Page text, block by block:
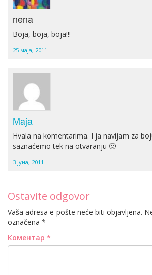
nena
Boja, boja, boja!!!
25 маја, 2011
Maja
Hvala na komentarima. I ja navijam za
saznaćemo tek na otvaranju 🙂
3 јуна, 2011
Ostavite odgovor
Vaša adresa e-pošte neće biti objavljena.
označena *
Коментар *